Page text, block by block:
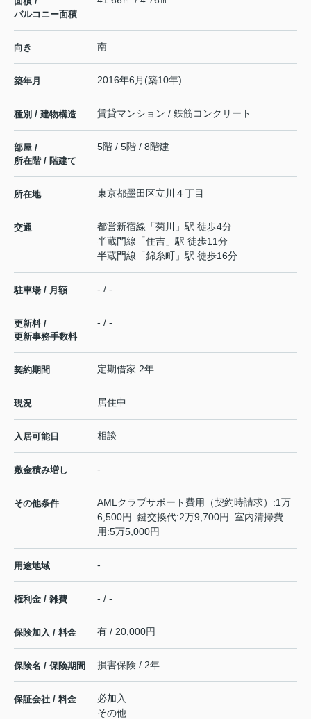
バルコニー面積
向き 南
築年月 2016年6月(築10年)
種別 / 建物構造 賃貸マンション / 鉄筋コンクリート
部屋 /
所在階 / 階建て
5階 / 5階 / 8階建
所在地 東京都墨田区立川 ４丁目
交通 都営新宿線 「菊川
」駅 徒歩4分
半蔵門線 「住吉 」駅 徒歩11分
半蔵門線 「錦糸町 」駅 徒歩16分
駐車場 / 月額 - / -
更新料 /
更新事務手数料
- / -
契約期間 定期借家 2年
現況 居住中
入居可能日 相談
敷金積み増し -
その他条件
AMLクラブサポート費用（契約時請求）:1万
6,500円 鍵交換代:2万9,700円 室内清掃費
用:5万5,000円
用途地域 -
権利金 / 雑費 - / -
保険加入 / 料金 有 / 20,000円
保険名 / 保険期間 損害保険 / 2年
保証会社 / 料金
必加入
その他